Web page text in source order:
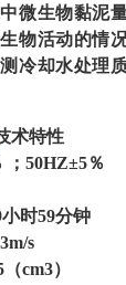
微生物黏泥
物活动的情
冷却水处理
术特性
；50HZ±5％
时59分钟
s
cm3）